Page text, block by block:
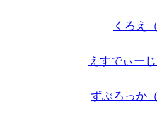
くろえ
えすでぃーじ
ずぶろっか